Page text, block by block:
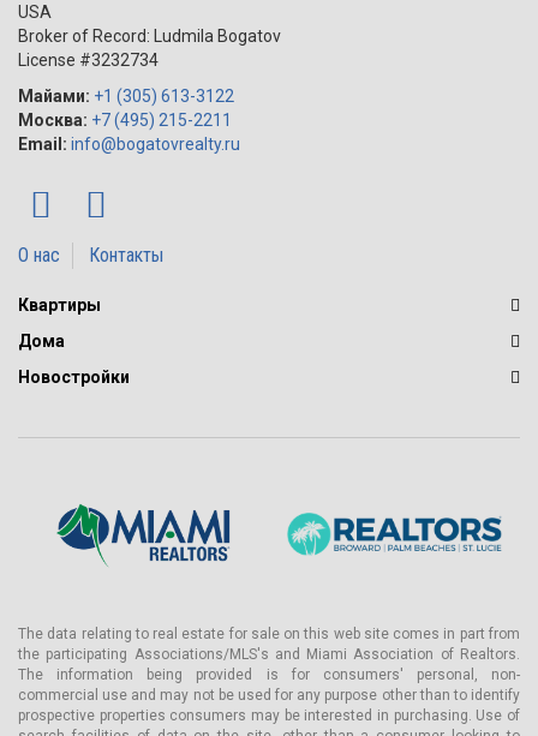
USA
Broker of Record: Ludmila Bogatov
License #3232734
Майами: +1 (305) 613-3122
Москва: +7 (495) 215-2211
Email: info@bogatovrealty.ru
О нас Контакты
Квартиры
Дома
Новостройки
The data relating to real estate for sale on this web site comes in part from
the participating Associations/MLS's and Miami Association of Realtors.
The information being provided is for consumers' personal, non-
commercial use and may not be used for any purpose other than to identify
prospective properties consumers may be interested in purchasing. Use of